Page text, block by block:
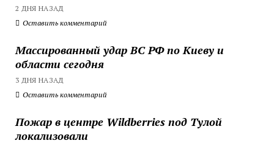
2 ДНЯ НАЗАД
Оставить комментарий
Массированный удар ВС РФ по Киеву и
области сегодня
3 ДНЯ НАЗАД
Оставить комментарий
Пожар в центре Wildberries под Тулой
локализовали